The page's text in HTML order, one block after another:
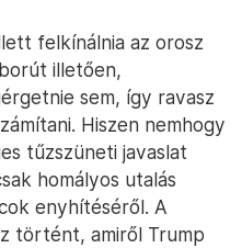
felkínálnia az orosz
illetően,
sem, így ravasz
Hiszen nemhogy
tűzszüneti javaslat
homályos utalás
enyhítéséről. A
történt, amiről Trump